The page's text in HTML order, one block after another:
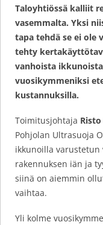
Taloyhtiössä kalliit
vasemmalta. Yksi
tapa tehdä se ei ole
tehty
vanhoista
vuosikymmeniksi
kustannuksilla.
Toimitusjohtaja
Pohjolan Ultrasuoja
ikkunoilla varustetun
rakennuksen iän ja
siinä on aiemmin
vaihtaa.
Yli kolme